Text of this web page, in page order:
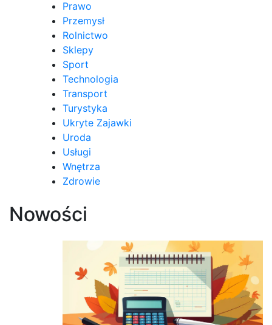
Prawo
Przemysł
Rolnictwo
Sklepy
Sport
Technologia
Transport
Turystyka
Ukryte Zajawki
Uroda
Usługi
Wnętrza
Zdrowie
Nowości